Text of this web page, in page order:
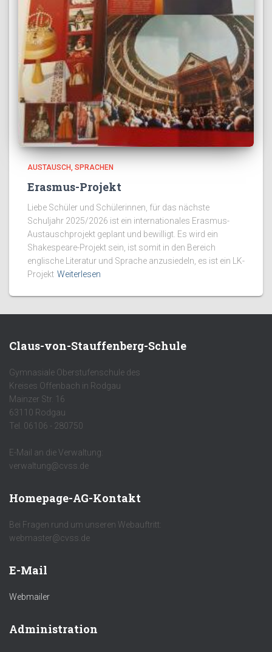
AUSTAUSCH SPRACHEN
Erasmus-Projekt
Liebe Schüler und Schülerinnen, für das nächste
Schuljahr 2025/2026 ist ein internationales Erasmus-
Austauschprojekt geplant und bewilligt. Es wird ein
Shakespeare-Projekt sein, ist somit in den Bereich
englische Literatur und Sprache anzusiedeln, es ist ein LK-
Projekt Weiterlesen
Claus-von-Stauffenberg-Schule
Gymnasiale Oberstufenschule des
Kreises Offenbach in Rodgau
Mainzer Str. 16
63110 Rodgau
Tel. 06106 - 280750
E-Mail an die Verwaltung:
verwaltung@cvss.de
Homepage-AG-Kontakt
Bei Fragen rund um unseren Webauftritt:
webmaster@cvss.de
E-Mail
Webmailer
Administration